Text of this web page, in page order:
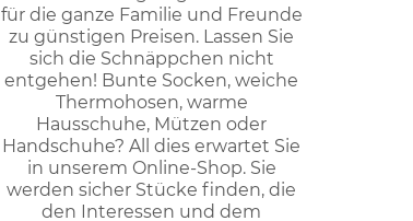
für die ganze Familie und Freunde
zu günstigen Preisen. Lassen Sie
sich die Schnäppchen nicht
entgehen! Bunte Socken, weiche
Thermohosen, warme
Hausschuhe, Mützen oder
Handschuhe? All dies erwartet Sie
in unserem Online-Shop. Sie
werden sicher Stücke finden, die
den Interessen und dem